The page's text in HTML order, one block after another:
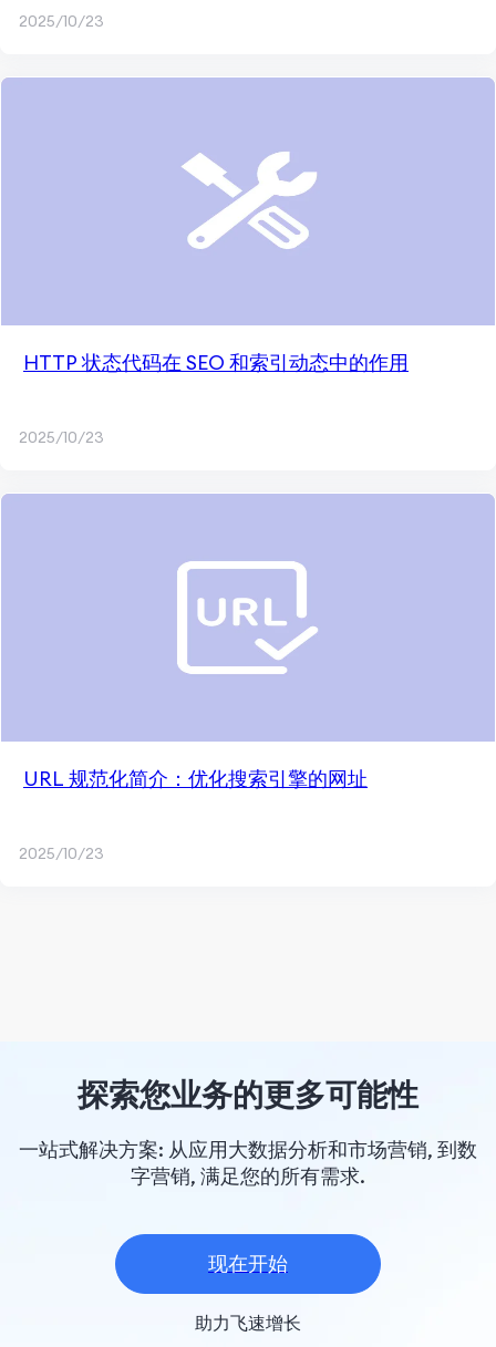
2025/10/23
HTTP 状态代码在 SEO 和索引动态中的作用
2025/10/23
URL 规范化简介：优化搜索引擎的网址
2025/10/23
探索您业务的更多可能性
一站式解决方案: 从应用大数据分析和市场营销, 到数
字营销, 满足您的所有需求.
现在开始
助力飞速增长